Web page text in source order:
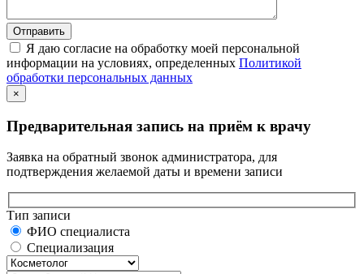
Я даю согласие на обработку моей персональной
информации на условиях, определенных Политикой
обработки персональных данных
×
Предварительная запись на приём к врачу
Заявка на обратный звонок администратора, для
подтверждения желаемой даты и времени записи
Тип записи
ФИО специалиста
Специализация